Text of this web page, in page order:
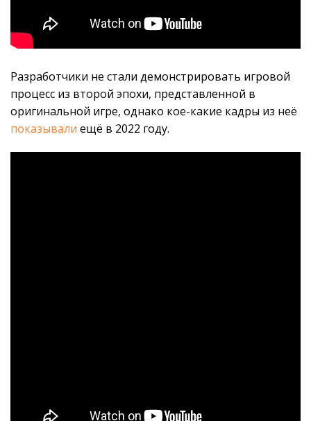
Разработчики не стали демонстрировать игровой
процесс из второй эпохи, представленной в
оригинальной игре, однако кое-какие кадры из неё
показывали ещё в 2022 году.